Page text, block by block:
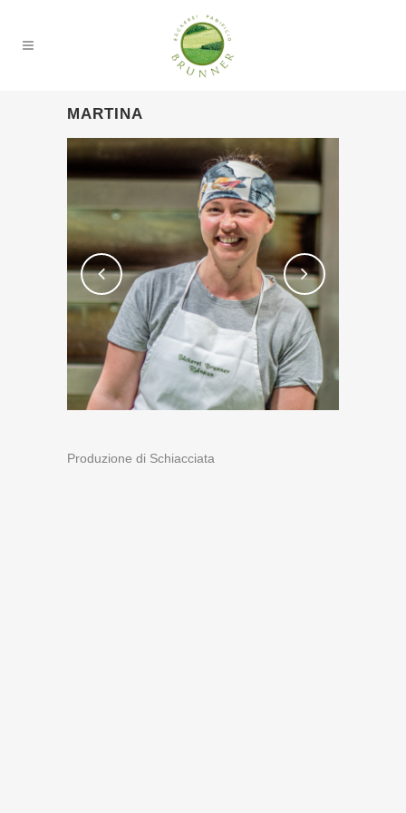
MARTINA
Produzione di Schiacciata